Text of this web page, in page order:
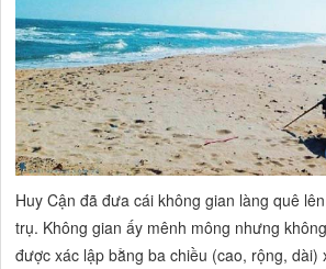
Huy Cận đã đưa cáikhông gian làng quê
trụ. Không gian ấy mênh mông nhưng
được xác lập bằngba chiều (cao, rộng, dài)